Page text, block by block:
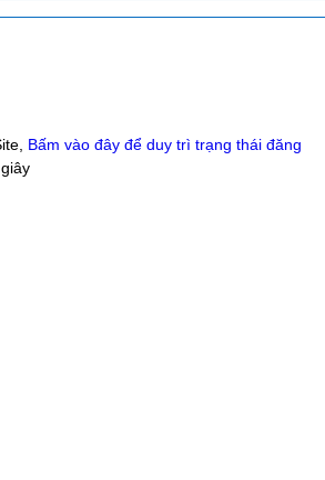
Bấm vào đây để duy trì trạng thái đăng
giây